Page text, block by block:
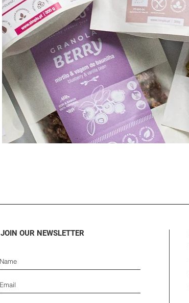
JOIN OUR NEWSLETTER